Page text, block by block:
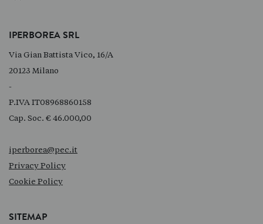
IPERBOREA SRL
Via Gian Battista Vico, 16/A
20123 Milano
-
P.IVA IT08968860158
Cap. Soc. € 46.000,00
iperborea@pec.it
Privacy Policy
Cookie Policy
SITEMAP